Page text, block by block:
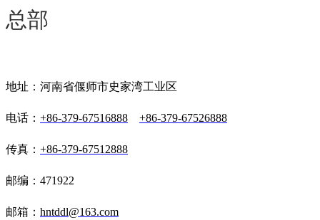
总部
地址：河南省偃师市史家湾工业区
电话： +86-379-67516888 +86-379-67526888
传真： +86-379-67512888
邮编：471922
邮箱： hntddl@163.com